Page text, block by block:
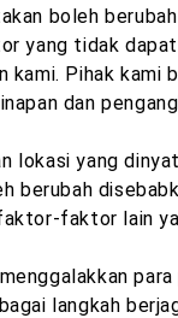
boleh
yang tidak dapat
kami. Pihak kami
dan
lokasi yang
berubah
faktor lain
langkah